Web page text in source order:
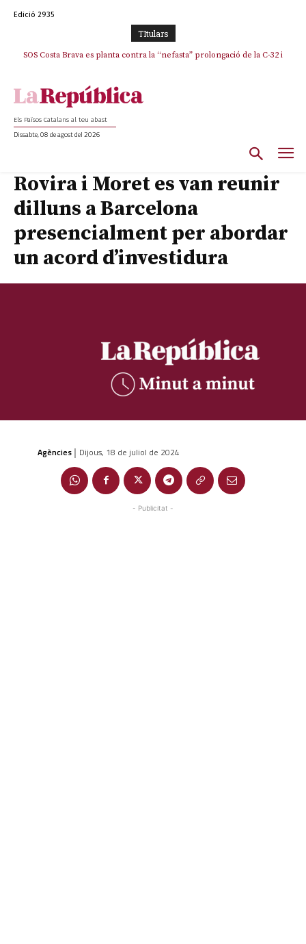
Edició 2935
TItulars
SOS Costa Brava es planta contra la “nefasta” prolongació de la C-32 i
Els Països Catalans al teu abast
Dissabte, 08 de agost del 2026
Rovira i Moret es van reunir
dilluns a Barcelona
presencialment per abordar
un acord d’investidura
Agències | Dijous, 18 de juliol de 2024
- Publicitat -